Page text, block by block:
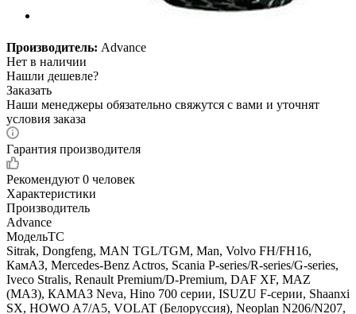
Производитель: Advance
Нет в наличии
Нашли дешевле?
Заказать
Наши менеджеры обязательно свяжутся с вами и уточнят
условия заказа
Гарантия производителя
Рекомендуют 0 человек
Характеристики
Производитель
Advance
МодельТС
Sitrak, Dongfeng, MAN TGL/TGM, Man, Volvo FH/FH16,
КамАЗ, Mercedes-Benz Actros, Scania P-series/R-series/G-series,
Iveco Stralis, Renault Premium/D-Premium, DAF XF, MAZ
(МАЗ), КАМАЗ Neva, Hino 700 серии, ISUZU F-серии, Shaanxi
SX, HOWO A7/A5, VOLAT (Белоруссия), Neoplan N206/N207,